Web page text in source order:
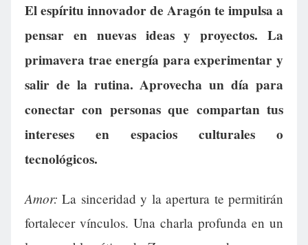
El espíritu innovador de Aragón te impulsa a
pensar en nuevas ideas y proyectos. La
primavera trae energía para experimentar y
salir de la rutina. Aprovecha un día para
conectar con personas que compartan tus
intereses en espacios culturales o
tecnológicos.
Amor: La sinceridad y la apertura te permitirán
fortalecer vínculos. Una charla profunda en un